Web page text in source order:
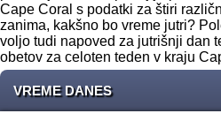
Cape Coral s podatki za štiri
zanima, kakšno bo vreme jutri?
voljo tudi napoved za jutrišnji dan
obetov za celoten teden v kraju
VREME DANES